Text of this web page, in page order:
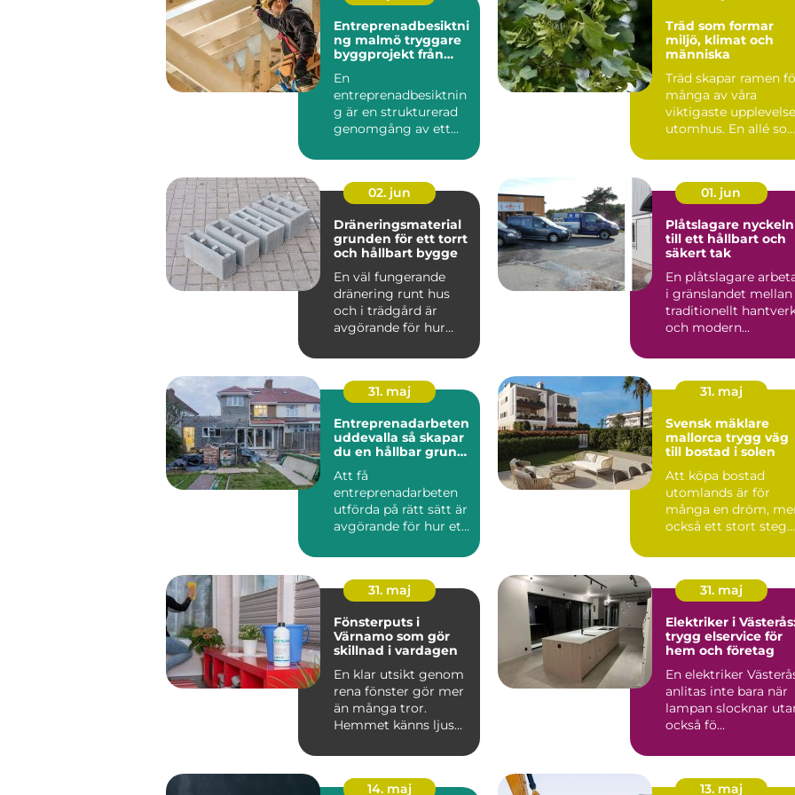
Entreprenadbesiktni
ng malmö tryggare
byggprojekt från
En
entreprenadbesiktnin
g är en strukturerad
genomgång av ett
pågående
byggprojekt...
Träd som formar
miljö, klimat och
människa
Träd skapar ramen
många av våra
viktigaste
utomhus. En allé som
...
02. jun
Dräneringsmaterial
grunden för ett torrt
och hållbart bygge
En väl fungerande
dränering runt hus
och i trädgård är
avgörande för hur
håller och...
01. jun
Plåtslagare nyckeln
till ett hållbart och
säkert tak
En plåtslagare
i gränslandet mellan
traditionellt
och modern
hand...
31. maj
Entreprenadarbeten
uddevalla så skapar
du en hållbar grund
Att få
entreprenadarbeten
utförda på rätt sätt är
avgörande för hur ett
lång sikt...
31. maj
Svensk mäklare
mallorca trygg väg
till bostad i solen
Att köpa bostad
utomlands är för
många en dröm,
också ett stort steg.
och ...
31. maj
Fönsterputs i
Värnamo som gör
skillnad i vardagen
En klar utsikt genom
rena fönster gör mer
än många tror.
Hemmet känns ljus...
31. maj
Elektriker i
trygg elservice för
hem och företag
En elektriker
anlitas inte bara när
lampan slocknar
också fö...
14. maj 13. maj